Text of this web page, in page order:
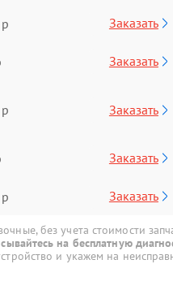
Заказать
Заказать
Заказать
Заказать
Заказать
без учета стоимости
на бесплатную
и укажем на